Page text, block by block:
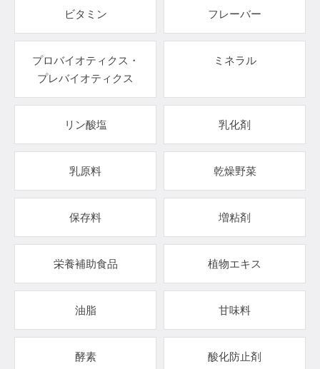
ビタミン フレーバー
プロバイオティクス・
プレバイオティクス
ミネラル
リン酸塩 乳化剤
乳原料 乾燥野菜
保存料 増粘剤
栄養補助食品 植物エキス
油脂 甘味料
酵素 酸化防止剤